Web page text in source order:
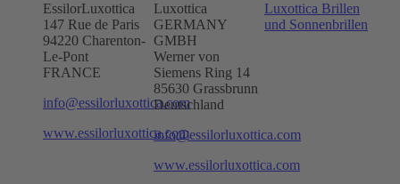
EssilorLuxottica
147 Rue de Paris
94220 Charenton-
Le-Pont
FRANCE
info@essilorluxottica.com
www.essilorluxottica.com
Luxottica
GERMANY
GMBH
Werner von
Siemens Ring 14
85630 Grassbrunn
Deutschland
info@essilorluxottica.com
www.essilorluxottica.com
Luxottica Brillen
und Sonnenbrillen